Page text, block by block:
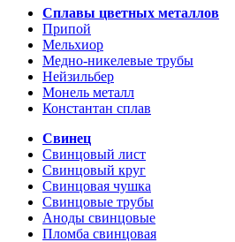
Сплавы цветных металлов
Припой
Мельхиор
Медно-никелевые трубы
Нейзильбер
Монель металл
Константан сплав
Свинец
Свинцовый лист
Свинцовый круг
Свинцовая чушка
Свинцовые трубы
Аноды свинцовые
Пломба свинцовая